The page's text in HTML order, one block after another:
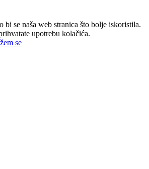
bi se naša web stranica što bolje iskoristila.
upotrebu kolačića.
se